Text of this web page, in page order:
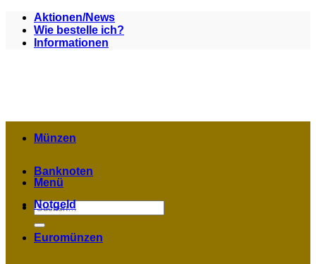
Zum
Inhalt
springen
Aktionen/News
Wie bestelle ich?
Informationen
Menü
Suchen
nach:
Münzen
Banknoten
Notgeld
Euromünzen